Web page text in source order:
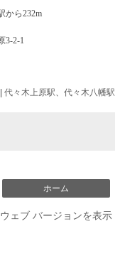
代々木上原駅、 代々木八幡駅
ホーム
ウェブ バージョンを表示